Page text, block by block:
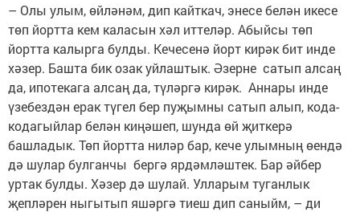
– Олы улым, өйләнәм, дип кайткач, энесе белән икесе
төп йортта кем каласын хәл иттеләр. Абыйсы төп
йортта калырга булды. Кечесенә йорт кирәк бит инде
хәзер. Башта бик озак уйлаштык. Әзерне сатып алсаң
да, ипотекага алсаң да, түләргә кирәк. Аннары инде
үзебездән ерак түгел бер пуҗымны сатып алып, кода-
кодагыйлар белән киңәшеп, шунда өй җиткерә
башладык. Төп йортта ниләр бар, кече улымның өендә
дә шулар булганчы бергә ярдәмләштек. Бар әйбер
уртак булды. Хәзер дә шулай. Улларым туганлык
җепләрен ныгытып яшәргә тиеш дип саныйм, – ди